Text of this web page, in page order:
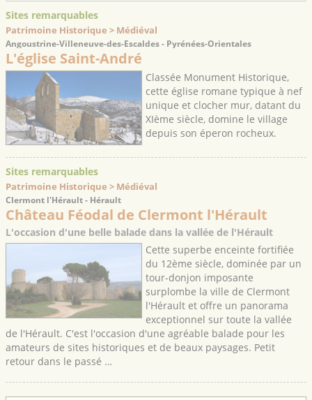
Sites remarquables
Patrimoine Historique > Médiéval
Angoustrine-Villeneuve-des-Escaldes - Pyrénées-Orientales
L'église Saint-André
Classée Monument Historique,
cette église romane typique à nef
unique et clocher mur, datant du
XIème siècle, domine le village
depuis son éperon rocheux.
Sites remarquables
Patrimoine Historique > Médiéval
Clermont l'Hérault - Hérault
Château Féodal de Clermont l'Hérault
L'occasion d'une belle balade dans la vallée de l'Hérault
Cette superbe enceinte fortifiée
du 12ème siècle, dominée par un
tour-donjon imposante
surplombe la ville de Clermont
l'Hérault et offre un panorama
exceptionnel sur toute la vallée
de l'Hérault. C'est l'occasion d'une agréable balade pour les
amateurs de sites historiques et de beaux paysages. Petit
retour dans le passé …